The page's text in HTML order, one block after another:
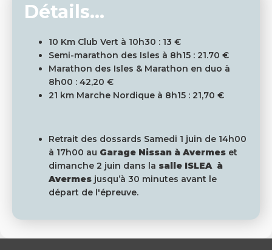
Détails...
10 Km Club Vert à 10h30 : 13 €
Semi-marathon des Isles à 8h15 : 21.70 €
Marathon des Isles & Marathon en duo à
8h00 : 42,20 €
21 km Marche Nordique à 8h15 : 21,70 €
Retrait des dossards Samedi 1 juin de 14h00
à 17h00 au Garage Nissan à Avermes et
dimanche 2 juin dans la salle ISLEA à
Avermes jusqu’à 30 minutes avant le
départ de l'épreuve.